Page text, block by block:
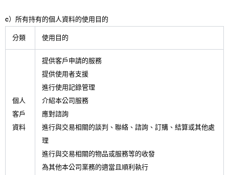
c）所有持有的個人資料的使用目的
分類 使用目的
個人
客戶
資料
提供客戶申請的服務
提供使用者支援
進行使用記錄管理
介紹本公司服務
應對諮詢
進行與交易相關的談判、聯絡、諮詢、訂購、結算或其他處
理
進行與交易相關的物品或服務等的收發
為其他本公司業務的適當且順利執行